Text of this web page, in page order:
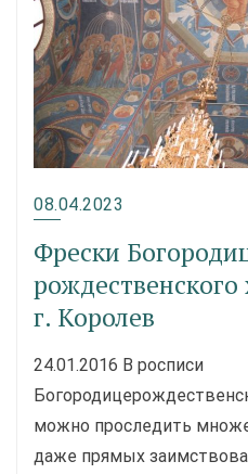
08.04.2023
Фрески
г. Королев
24.01.2016 В росписи
можно проследить
даже прямых